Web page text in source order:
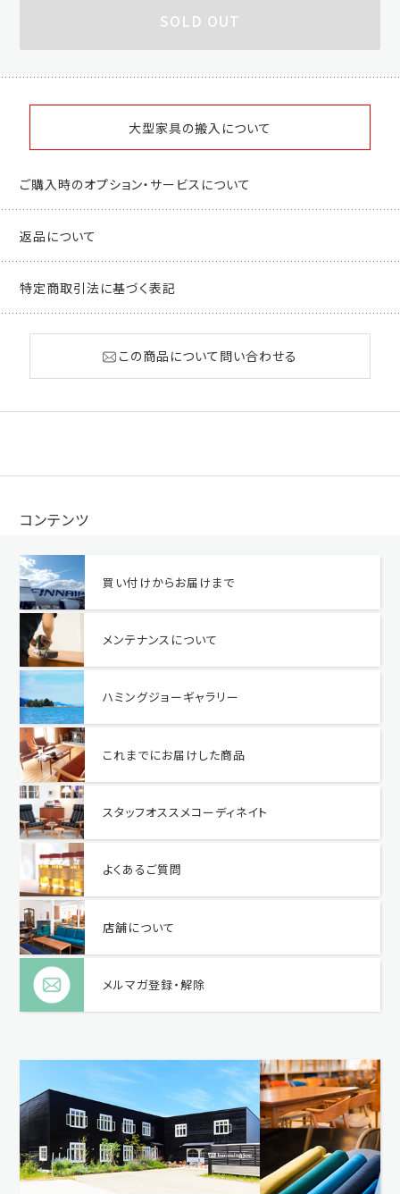
SOLD OUT
大型家具の搬入について
ご購入時のオプション・サービスについて
返品について
特定商取引法に基づく表記
この商品について問い合わせる
コンテンツ
買い付けからお届けまで
メンテナンスについて
ハミングジョーギャラリー
これまでにお届けした商品
スタッフオススメコーディネイト
よくあるご質問
店舗について
メルマガ登録・解除